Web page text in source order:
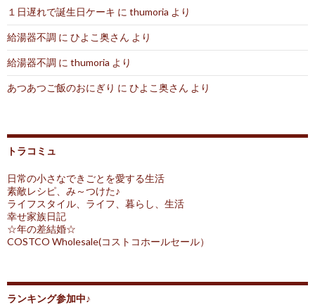
１日遅れで誕生日ケーキ に thumoria より
給湯器不調 に ひよこ奥さん より
給湯器不調 に thumoria より
あつあつご飯のおにぎり に ひよこ奥さん より
トラコミュ
日常の小さなできごとを愛する生活
素敵レシピ、み～つけた♪
ライフスタイル、ライフ、暮らし、生活
幸せ家族日記
☆年の差結婚☆
COSTCO Wholesale(コストコホールセール）
ランキング参加中♪